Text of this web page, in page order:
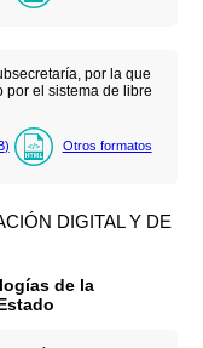
por la que
por el sistema de libre
) Otros formatos
DIGITAL Y DE
de la